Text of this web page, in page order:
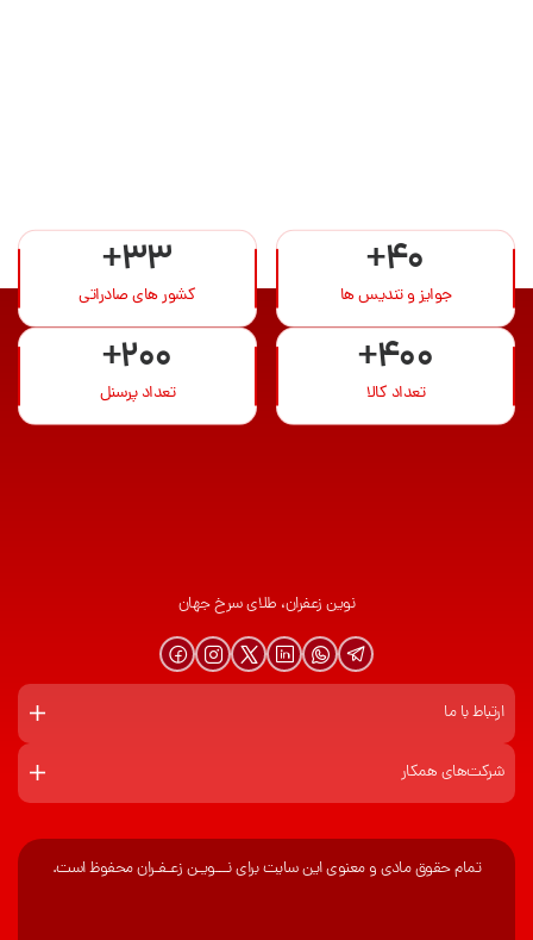
+40
جوایز و تندیس ها
+33
کشور های صادراتی
+400
تعداد کالا
+200
تعداد پرسنل
نوین زعفران، طلای سرخ جهان
ارتباط با ما
شرکت‌های همکار
تمام حقوق مادی و معنوی این سایت برای نـــویـن زعـفـران محفوظ است.